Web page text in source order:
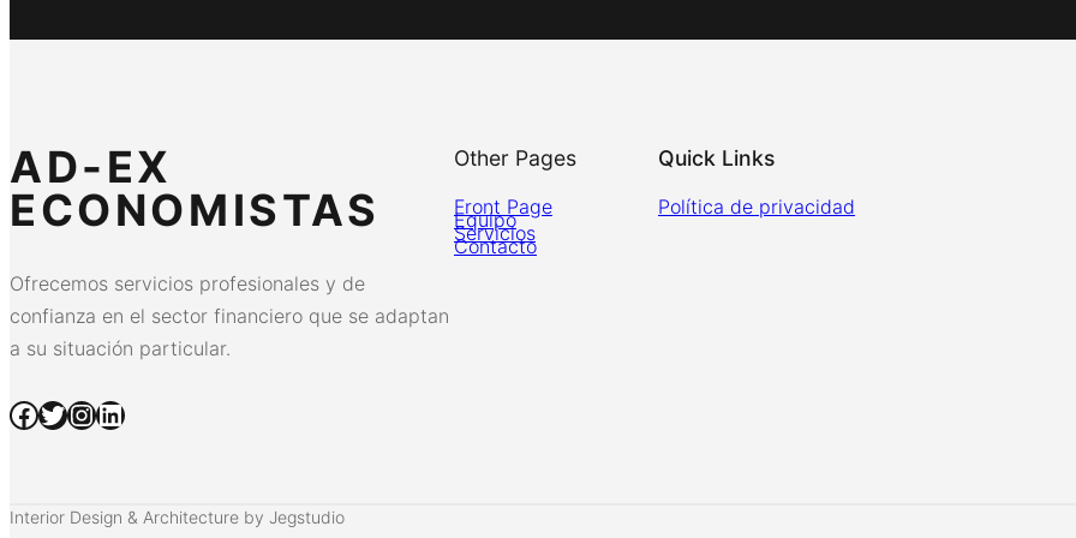
AD-EX
ECONOMISTAS
Ofrecemos servicios profesionales y de
confianza en el sector financiero que se adaptan
a su situación particular.
Facebook Twitter InstagramLinkedIn
Other Pages
Front Page
Equipo
Servicios
Contacto
Quick Links
Política de privacidad
Interior Design & Architecture by Jegstudio